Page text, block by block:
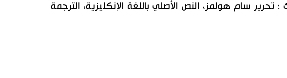
تحرير سام هولمز، النص الأصلي باللغة الإنكليزية، الترجمة